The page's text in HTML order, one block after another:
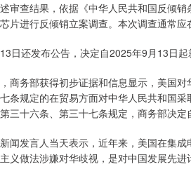
审查结果，依据《中华人民共和国反倾
片进行反倾销立案调查。本次调查通常
日还发布公告，决定自2025年9月13日
商务部获得初步证据和信息显示，美国
条规定的在贸易方面对中华人民共和国
三十六条、第三十七条规定，商务部决
闻发言人当天表示，近年来，美国在集
义做法涉嫌对华歧视，是对中国发展先